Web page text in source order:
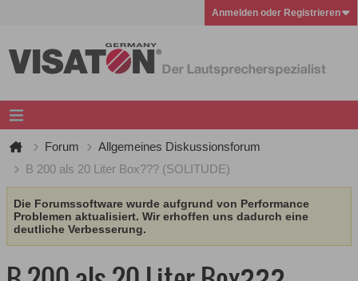
Anmelden oder Registrieren
Forum
Allgemeines Diskussionsforum
B 200 als 20 Liter Box??? (SOLITUDE)
Die Forumssoftware wurde aufgrund von Performance
Problemen aktualisiert. Wir erhoffen uns dadurch eine
deutliche Verbesserung.